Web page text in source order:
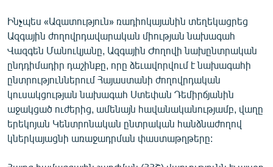
ՊԱՏԵՐԱԶՄԻ 6 ՇԱԲԱԹՆԵՐԸ
ՏԱՐԱԾԱՇՐՋԱՆ
ՄԻՋԱԶԳԱՅԻՆ
ՄՇԱԿՈՒՅԹ
ՍՊՈՐՏ
ՄԵԿՆԱԲԱՆՈՒԹՅՈՒՆ
Ինչպես «Ազատություն» ռադիոկայանին տեղեկացրեց
Ազգային ժողովրդավարական միության նախագահ
Վազգեն Մանուկյանը, Ազգային Ժողովի նախընտրական
ընդդիմադիր դաշինքը, որը ձեւավորվում է նախագահի
ընտրություններում Հայաստանի ժողովրդական
կուսակցության նախագահ Ստեփան Դեմիրճյանին
աջակցած ուժերից, ամենայն հավանականությամբ, վաղը
երեկոյան Կենտրոնական ընտրական հանձնաժողով
կներկայացնի առաջադրման փաստաթղթերը: